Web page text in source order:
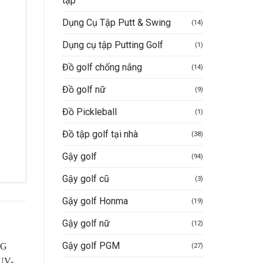
Dụng Cụ Tập Putt & Swing
(14)
Dụng cụ tập Putting Golf (1)
Đồ golf chống nắng (14)
Đồ golf nữ (9)
Đồ Pickleball (1)
Đồ tập golf tại nhà (38)
Gậy golf (94)
Gậy golf cũ (3)
Gậy golf Honma (19)
Gậy golf nữ (12)
Gậy golf PGM (27)